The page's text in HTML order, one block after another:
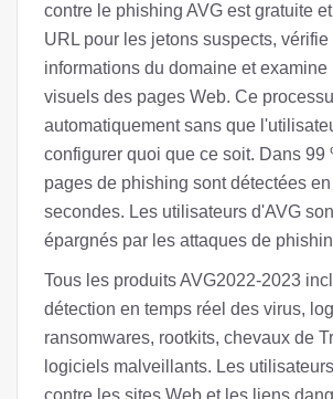
contre le phishing AVG est gratuite
URL pour les jetons suspects, vérifie
informations du domaine et examine
visuels des pages Web. Ce
automatiquement sans que
configurer quoi que ce soit. Dans 99
pages de phishing sont détectées
secondes. Les utilisateurs d'AVG
épargnés par les attaques de
Tous les produits AVG2022-2023
détection en temps réel des virus,
ransomwares, rootkits, chevaux de
logiciels malveillants. Les
contre les sites Web et les liens